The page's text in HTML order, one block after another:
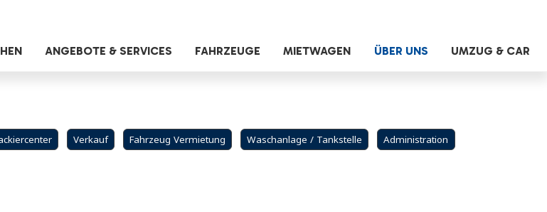
ANGEBOTE & SERVICES FAHRZEUGE MIETWAGEN ÜBER UNS UMZUG & CAR
Verkauf Fahrzeug Vermietung Waschanlage / Tankstelle Administration